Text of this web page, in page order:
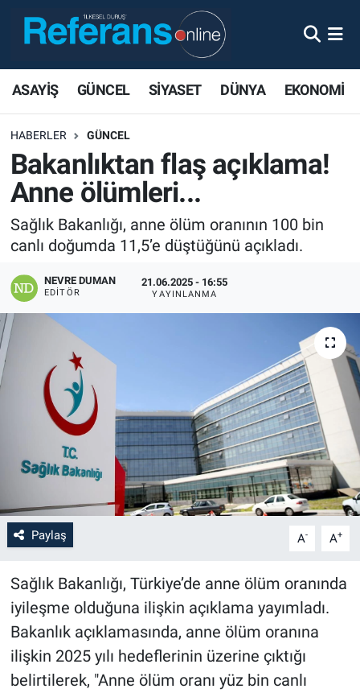
ASAYİŞ GÜNCEL SİYASET DÜNYA EKONOMİ
HABERLER GÜNCEL
Bakanlıktan flaş açıklama!
Anne ölümleri...
Sağlık Bakanlığı, anne ölüm oranının 100 bin
canlı doğumda 11,5’e düştüğünü açıkladı.
NEVRE DUMAN
EDITÖR
21.06.2025 - 16:55
YAYINLANMA
Paylaş A- A+
Sağlık Bakanlığı, Türkiye’de anne ölüm oranında
iyileşme olduğuna ilişkin açıklama yayımladı.
Bakanlık açıklamasında, anne ölüm oranına
ilişkin 2025 yılı hedeflerinin üzerine çıktığı
belirtilerek, "Anne ölüm oranı yüz bin canlı